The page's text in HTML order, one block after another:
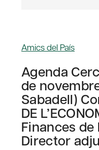
Amics del País
Agenda
de
Sabadell)
DE
Finances
Director